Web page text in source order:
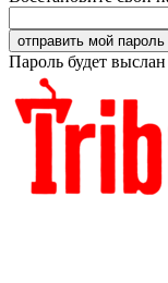
Пароль будет